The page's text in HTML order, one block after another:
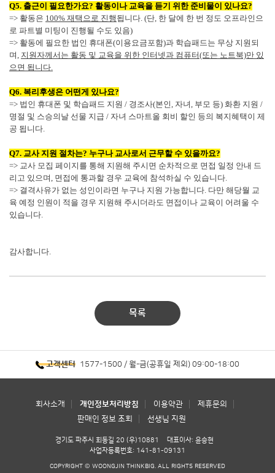
Q5. 출근이 필요한가요? 활동이나 교육을 듣기 위한 준비물이 있나요?
​=> 활동은 100% 재택으로 진행 됩니다. (단, 한 달에 한 번 정도 오프라인으
로 파트별 미팅이 진행될 수도 있음)
=> 활동에 필요한 법인 휴대폰(이용요금포함)과 학습패드는 무상 지원되
며, 지원자께서는 활동 및 교육을 위한 인터넷과 컴퓨터(또는 노트북)만 있
으면 됩니다.
Q6. 복리후생은 어떤게 있나요?
=> 법인 휴대폰 및 학습패드 지원 / 경조사(본인, 자녀, 부모 등) 화환 지원 /
명절 및 스승의날 선물 지급 / 자녀 스마트올 회비 할인 등의 복지혜택이 제
공 됩니다.
Q7. 교사 지원 절차는? 누구나 교사로서 근무할 수 있을까요?
=> 교사 모집 페이지를 통해 지원해 주시면 순차적으로 면접 일정 안내 드
리고 있으며, 면접에 통과할 경우 교육에 참석하실 수 있습니다.
=> 결격사유가 없는 성인이라면 누구나 지원 가능합니다. 다만 해당월 교
육 예정 인원이 적을 경우 지원해 주시더라도 면접이나 교육이 어려울 수
있습니다.
감사합니다.
목록
고객센터 1577-1500 / 월-금(공휴일 제외) 09:00-18:00
회사소개 개인정보처리방침 이용약관
제휴문의
판매인 정보 조회
선생님 지원
경기도 파주시 회동길 20 (우)10881
대표이사: 윤승현
사업자등록번호: 141-81-09131
COPYRIGHT © WOONGJIN THINKBIG. ALL RIGHTS RESERVED